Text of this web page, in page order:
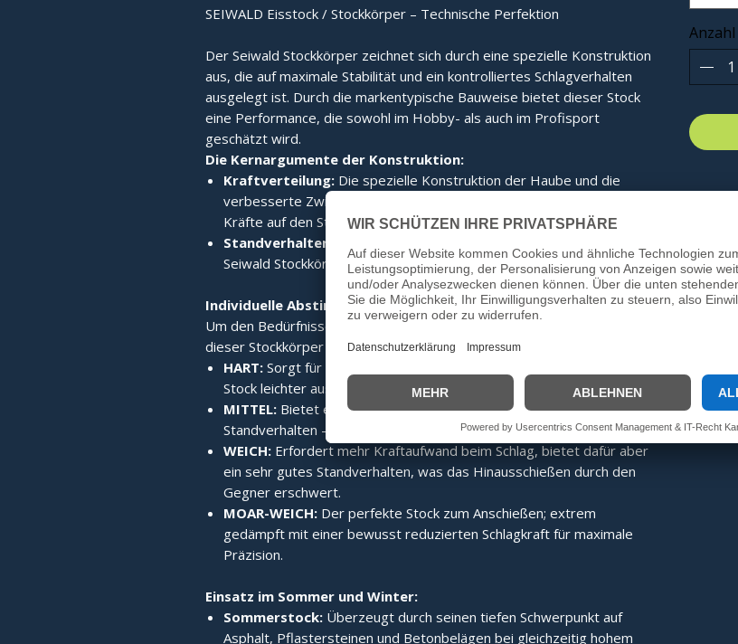
SEIWALD Eisstock / Stockkörper – Technische Perfektion
Der Seiwald Stockkörper zeichnet sich durch eine spezielle Konstruktion
aus, die auf maximale Stabilität und ein kontrolliertes Schlagverhalten
ausgelegt ist. Durch die markentypische Bauweise bietet dieser Stock
eine Performance, die sowohl im Hobby- als auch im Profisport
geschätzt wird.
Die Kernargumente der Konstruktion:
Kraftverteilung: Die spezielle Konstruktion der Haube und die
verbesserte Zwischenplatte sorgen dafür, dass die einwirkenden
Kräfte auf den Stockkörper besser verteilt werden.
Standverhalten:
Seiwald Stockkörper sein einzigartiges Schlag- und Standverhalten.
Individuelle Abstimmung durch vier Schlaghärten:
Um den Bedürfnissen der einzelnen Schützen gerecht zu werden, kann
dieser Stockkörper in vier verschiedenen Härtegraden geliefert werden:
HART: Sorgt für extreme Schlagkraft und befördert den gegnerischen
Stock leichter aus dem Spielfeld.
MITTEL: Bietet eine sehr hohe Schlagkraft bei gleichzeitig gutem
Standverhalten – das optimale Mittelmaß.
WEICH: Erfordert mehr Kraftaufwand beim Schlag, bietet dafür aber
ein sehr gutes Standverhalten, was das Hinausschießen durch den
Gegner erschwert.
MOAR-WEICH: Der perfekte Stock zum Anschießen; extrem
gedämpft mit einer bewusst reduzierten Schlagkraft für maximale
Präzision.
Einsatz im Sommer und Winter:
Sommerstock: Überzeugt durch seinen tiefen Schwerpunkt auf
Asphalt, Pflastersteinen und Betonbelägen bei gleichzeitig hohem
Anzahl